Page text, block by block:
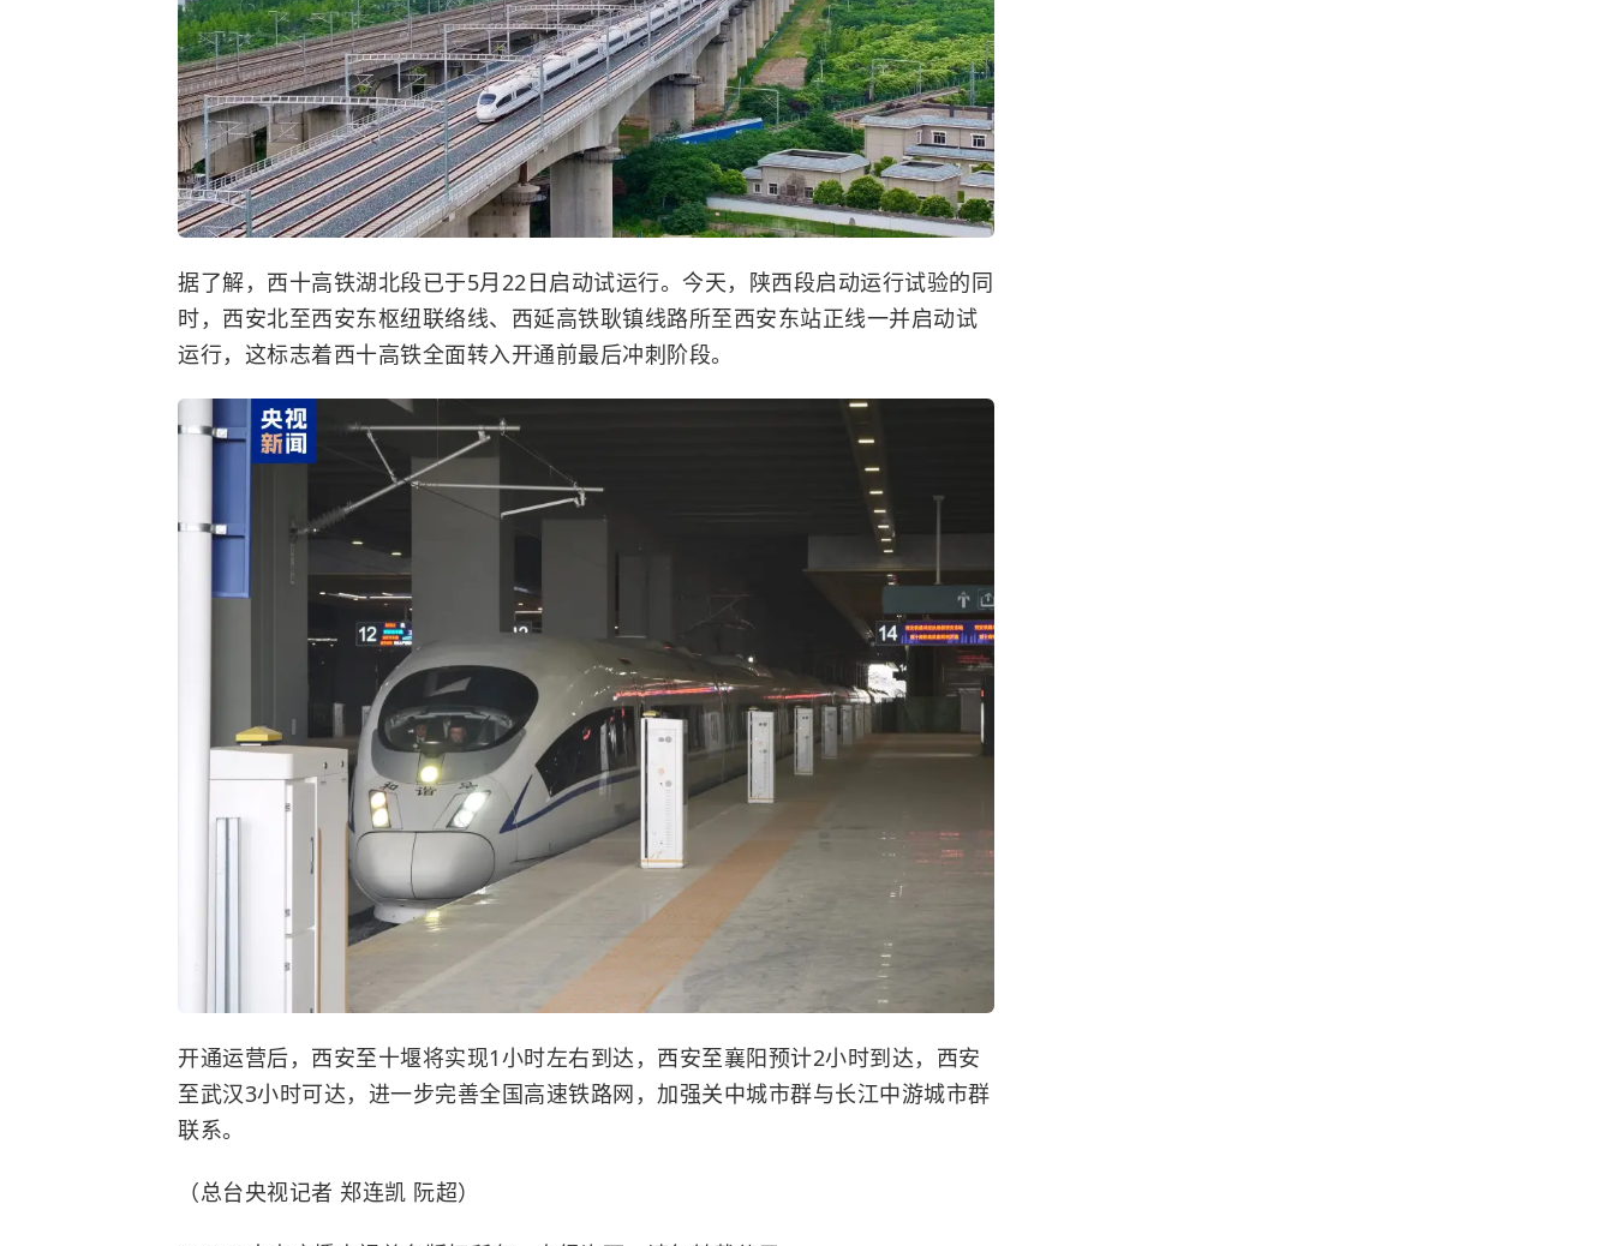
据了解，西十高铁湖北段已于5月22日启动试运行。今天，陕西段启动运行试验的同
时，西安北至西安东枢纽联络线、西延高铁耿镇线路所至西安东站正线一并启动试
运行，这标志着西十高铁全面转入开通前最后冲刺阶段。
开通运营后，西安至十堰将实现1小时左右到达，西安至襄阳预计2小时到达，西安
至武汉3小时可达，进一步完善全国高速铁路网，加强关中城市群与长江中游城市群
联系。
（总台央视记者 郑连凯 阮超）